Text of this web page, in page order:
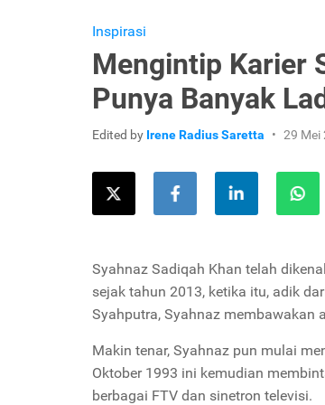
Inspirasi
Mengintip Karier
Punya Banyak
Edited by Irene Radius Saretta 29 Mei
Syahnaz Sadiqah Khan telah
sejak tahun 2013, ketika itu, adik
Syahputra, Syahnaz membawakan
Makin tenar, Syahnaz pun mulai
Oktober 1993 ini kemudian
berbagai FTV dan sinetron televisi.